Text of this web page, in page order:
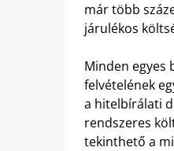
már több
járulékos
Minden egyes
felvételének
a hitelbírálati
rendszeres
tekinthető a